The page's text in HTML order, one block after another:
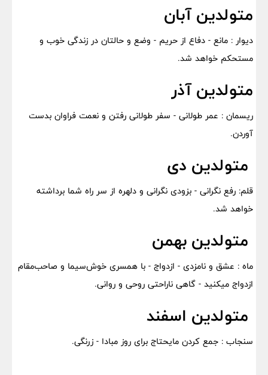
متولدین آبان
دیوار : مانع - دفاع از حریم - وضع و حالتان در زندگی خوب و
مستحکم خواهد شد.
متولدین آذر
ریسمان : عمر طولانی - سفر طولانی رفتن و نعمت فراوان بدست
آوردن.
متولدین دی
قلم: رفع نگرانی - بزودی نگرانی و دلهره از سر راه شما برداشته
خواهد شد.
متولدین بهمن
ماه : عشق و نامزدی - ازدواج - با همسری خوش‌سیما و صاحب‌مقام
ازدواج میکنید - گاهی ناراحتی روحی و روانی.
متولدین اسفند
سنجاب : جمع کردن مایحتاج برای روز مبادا - زرنگی.